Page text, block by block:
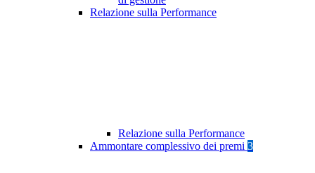
Relazione sulla Performance
Relazione sulla Performance
Ammontare complessivo dei premi 3